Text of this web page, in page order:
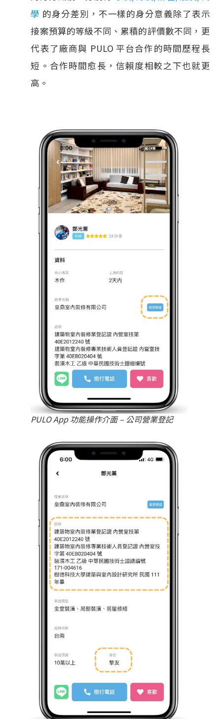
學 的身分差別，不一樣的身分意義除了表示
接案預算的等級不同、累積的評價數不同，更
代表了廠商與 PULO 平台合作的時間歷程長
短。合作時間愈長，信賴度相較之下也就更
高。
PULO App 功能操作介面 – 公司營業登記